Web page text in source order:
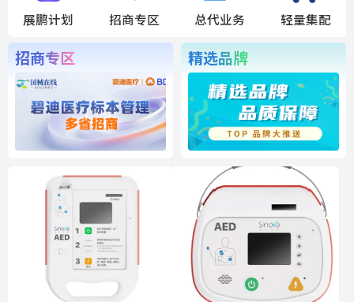
展鹏计划 招商专区 总代业务 轻量集配
招商专区 精选品牌